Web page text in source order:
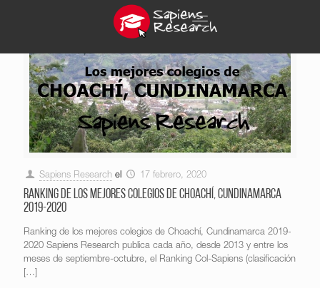
Sapiens Research el 17 febrero, 2020
Ranking de los mejores colegios de Choachí, Cundinamarca
2019-2020
Ranking de los mejores colegios de Choachí, Cundinamarca 2019-
2020 Sapiens Research publica cada año, desde 2013 y entre los
meses de septiembre-octubre, el Ranking Col-Sapiens (clasificación
[…]